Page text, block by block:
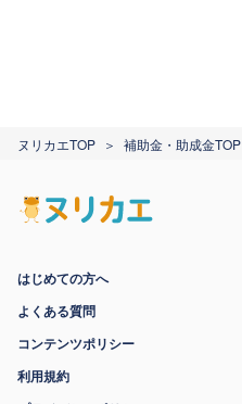
ヌリカエTOP 補助金・助成金TOP
はじめての方へ
よくある質問
コンテンツポリシー
利用規約